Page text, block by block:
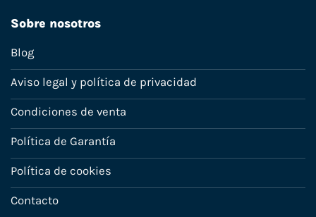
Sobre nosotros
Blog
Aviso legal y política de privacidad
Condiciones de venta
Política de Garantía
Política de cookies
Contacto